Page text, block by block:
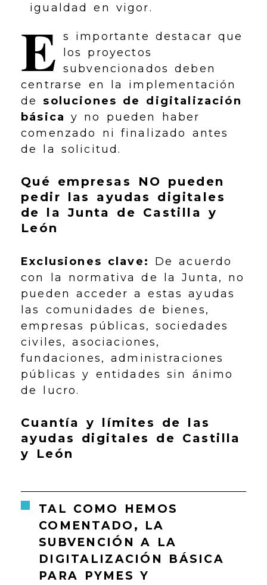
igualdad en vigor.
E s importante destacar que
los proyectos
subvencionados deben
centrarse en la implementación
de soluciones de digitalización
básica y no pueden haber
comenzado ni finalizado antes
de la solicitud.
Qué empresas NO pueden
pedir las ayudas digitales
de la Junta de Castilla y
León
Exclusiones clave:
De acuerdo
con la normativa de la Junta, no
pueden acceder a estas ayudas
las comunidades de bienes,
empresas públicas, sociedades
civiles, asociaciones,
fundaciones, administraciones
públicas y entidades sin ánimo
de lucro.
Cuantía y límites de las
ayudas digitales de Castilla
y León
TAL COMO HEMOS
COMENTADO, LA
SUBVENCIÓN A LA
DIGITALIZACIÓN BÁSICA
PARA PYMES Y